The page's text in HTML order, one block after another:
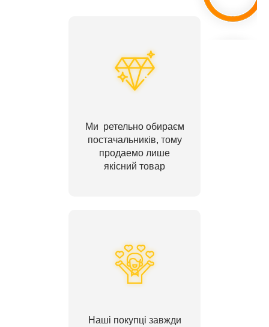
Ми ретельно обираєм
постачальників, тому
продаемо лише
якісний товар
Наші покупці завжди